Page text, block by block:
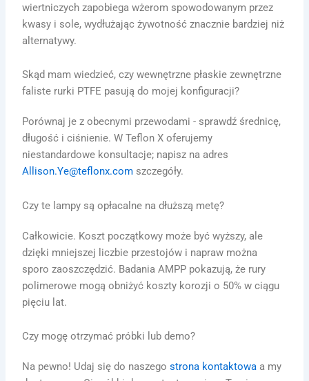
wiertniczych zapobiega wżerom spowodowanym przez
kwasy i sole, wydłużając żywotność znacznie bardziej niż
alternatywy.
Skąd mam wiedzieć, czy wewnętrzne płaskie zewnętrzne
faliste rurki PTFE pasują do mojej konfiguracji?
Porównaj je z obecnymi przewodami - sprawdź średnicę,
długość i ciśnienie. W Teflon X oferujemy
niestandardowe konsultacje; napisz na adres
Allison.Ye@teflonx.com szczegóły.
Czy te lampy są opłacalne na dłuższą metę?
Całkowicie. Koszt początkowy może być wyższy, ale
dzięki mniejszej liczbie przestojów i napraw można
sporo zaoszczędzić. Badania AMPP pokazują, że rury
polimerowe mogą obniżyć koszty korozji o 50% w ciągu
pięciu lat.
Czy mogę otrzymać próbki lub demo?
Na pewno! Udaj się do naszegostrona kontaktowa a my